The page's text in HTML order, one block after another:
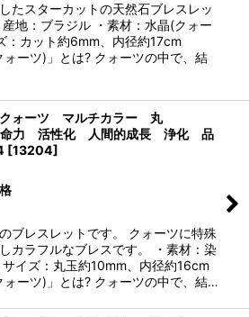
たスターカットの天然石ブレスレッ
産地：ブラジル ・素材：水晶(クォー
：カット約6mm、内径約17cm
ーツ)」とは? クォーツの中で、結
ォーツ マルチカラー 丸
力 活性化 人間的成長 浄化 品
[13204]
ブレスレットです。 クォーツに特殊
カラフルなブレスです。 ・素材：染
サイズ：丸玉約10mm、内径約16cm
ーツ)」とは? クォーツの中で、結…